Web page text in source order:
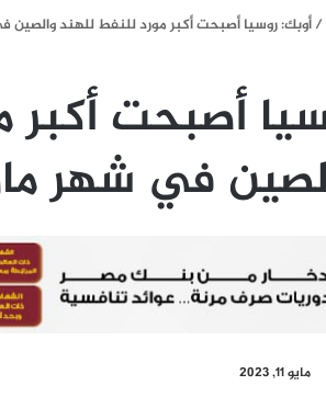
/أوبك: روسيا أصبحت أكبر مورد للنفط للهند
أصبحت أكبر
في شهر
مايو 11, 2023